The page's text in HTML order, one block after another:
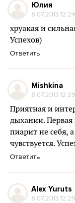
Юлия
8.07.2013 12:24
хруакая и
Успехов)
Ответить
Mishkina
8.07.2013 12:29
Приятная и
дыхании.
пиарит не себя,
чувствуется.
Ответить
Alex Yuruts
8.07.2013 12:29